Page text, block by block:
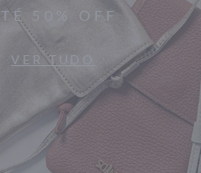
50% OFF
VER TUDO